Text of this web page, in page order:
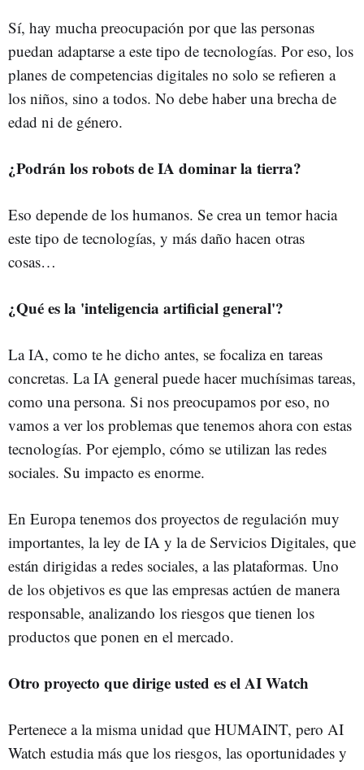
Sí, hay mucha preocupación por que las personas
puedan adaptarse a este tipo de tecnologías. Por eso, los
planes de competencias digitales no solo se refieren a
los niños, sino a todos. No debe haber una brecha de
edad ni de género.
¿Podrán los robots de IA dominar la tierra?
Eso depende de los humanos. Se crea un temor hacia
este tipo de tecnologías, y más daño hacen otras
cosas…
¿Qué es la 'inteligencia artificial general'?
La IA, como te he dicho antes, se focaliza en tareas
concretas. La IA general puede hacer muchísimas tareas,
como una persona. Si nos preocupamos por eso, no
vamos a ver los problemas que tenemos ahora con estas
tecnologías. Por ejemplo, cómo se utilizan las redes
sociales. Su impacto es enorme.
En Europa tenemos dos proyectos de regulación muy
importantes, la ley de IA y la de Servicios Digitales, que
están dirigidas a redes sociales, a las plataformas. Uno
de los objetivos es que las empresas actúen de manera
responsable, analizando los riesgos que tienen los
productos que ponen en el mercado.
Otro proyecto que dirige usted es el AI Watch
Pertenece a la misma unidad que HUMAINT, pero AI
Watch estudia más que los riesgos, las oportunidades y